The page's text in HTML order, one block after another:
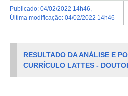
publicado: 04/02/2022 14h46
última modificação: 04/02/2022 14h46
RESULTADO DA ANÁLISE E
CURRÍCULO LATTES -